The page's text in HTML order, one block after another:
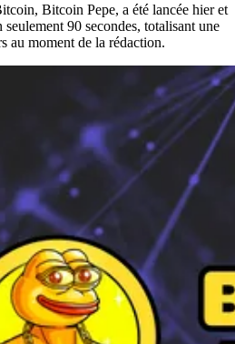
Bitcoin Pepe, a été lancée hier et
seulement 90 secondes, totalisant une
au moment de la rédaction.